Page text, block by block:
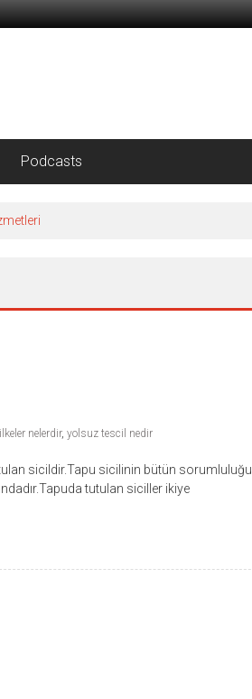
Podcasts
nelerdir, yolsuz tescil nedir
sicildir.Tapu sicilinin bütün sorumluluğu
tutulan siciller ikiye